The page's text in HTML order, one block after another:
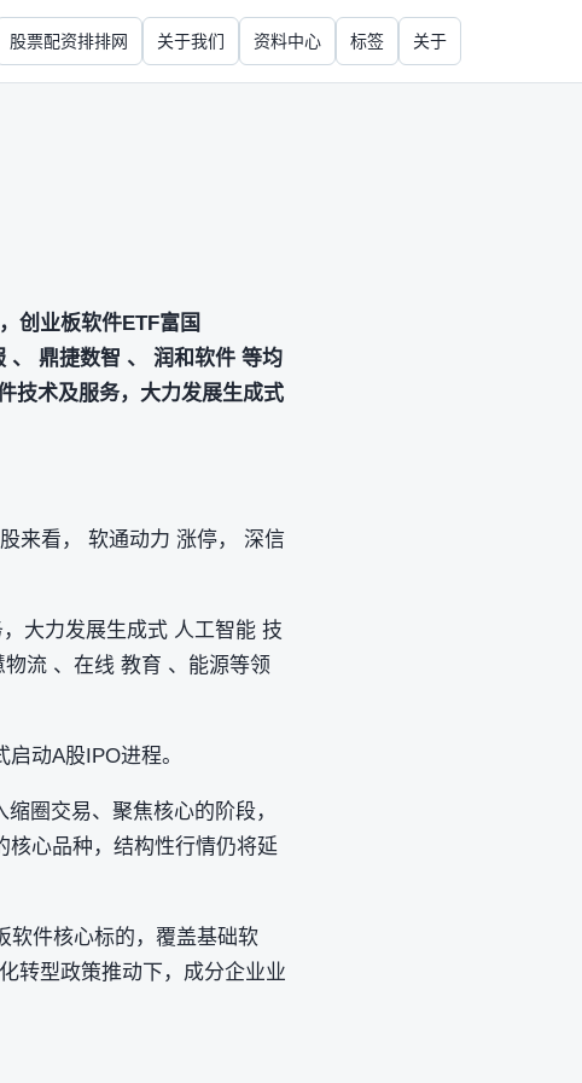
股票配资排排网 关于我们 资料中心 标签 关于
创业板软件ETF富国
、 鼎捷数智 、 润和软件 等均
技术及服务，大力发展生成式
来看， 软通动力 涨停， 深信
大力发展生成式 人工智能 技
流 、在线 教育 、能源等领
动A股IPO进程。
圈交易、聚焦核心的阶段，
核心品种，结构性行情仍将延
软件核心标的，覆盖基础软
转型政策推动下，成分企业业